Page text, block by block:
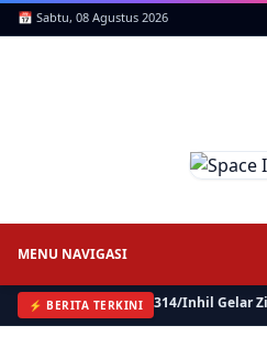
📅 Sabtu, 08 Agustus 2026
MENU NAVIGASI
⚡ BERITA TERKINI
XIX/TT, Kodim 0314/Inhil Gelar Ziarah